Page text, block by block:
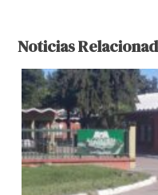
Noticias